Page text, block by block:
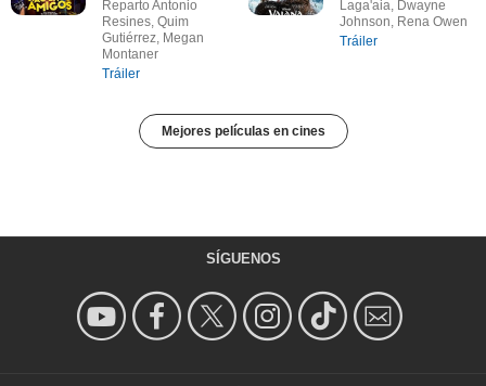
Reparto Antonio
Resines, Quim
Gutiérrez, Megan
Montaner
Tráiler
Laga'aia, Dwayne
Johnson, Rena Owen
Tráiler
Mejores películas en cines
SÍGUENOS